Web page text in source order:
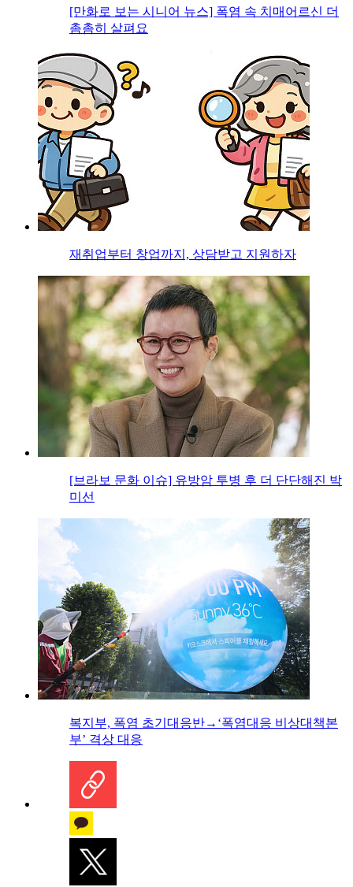
[만화로 보는 시니어 뉴스] 폭염 속 치매어르신 더
촘촘히 살펴요
재취업부터 창업까지, 상담받고 지원하자
[브라보 문화 이슈] 유방암 투병 후 더 단단해진 박
미선
복지부, 폭염 초기대응반→‘폭염대응 비상대책본
부’ 격상 대응